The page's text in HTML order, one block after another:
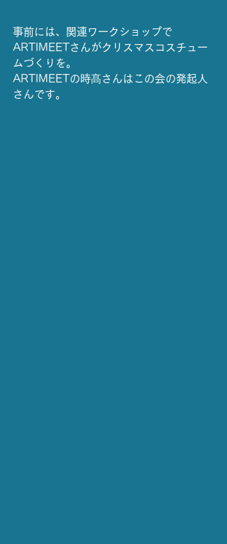
事前には、関連ワークショップで
ARTIMEETさんがクリスマスコスチュー
ムづくりを。
ARTIMEETの時髙さんはこの会の発起人
さんです。